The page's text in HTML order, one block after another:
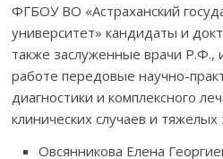
ФГБОУ ВО «Астраханский
университет» кандидаты и
также заслуженные врачи Р.Ф.,
работе передовые научно-
диагностики и комплексного
клинических случаев и тяжелых
Овсянникова Елена